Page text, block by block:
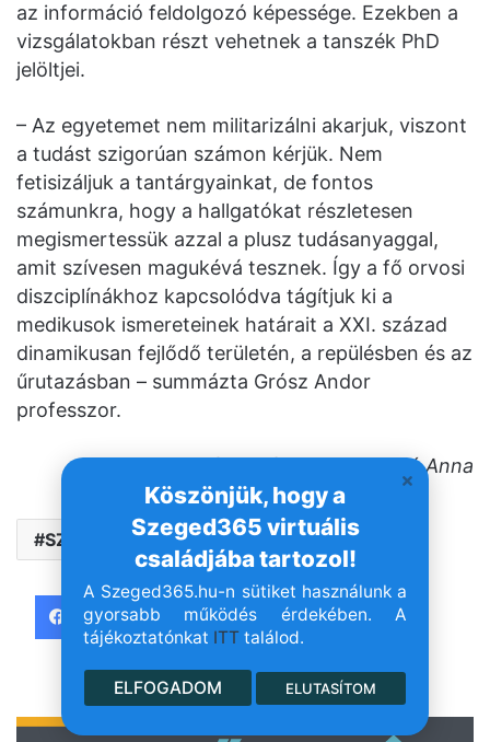
Köszönjük, hogy a
Szeged365 virtuális
családjába tartozol!
A Szeged365.hu-n sütiket használunk a
gyorsabb működés érdekében. A
tájékoztatónkat ITT találod.
ELFOGADOM ELUTASÍTOM
az információ feldolgozó képessége. Ezekben a
vizsgálatokban részt vehetnek a tanszék PhD
jelöltjei.
– Az egyetemet nem militarizálni akarjuk, viszont
a tudást szigorúan számon kérjük. Nem
fetisizáljuk a tantárgyainkat, de fontos
számunkra, hogy a hallgatókat részletesen
megismertessük azzal a plusz tudásanyaggal,
amit szívesen magukévá tesznek. Így a fő orvosi
diszciplínákhoz kapcsolódva tágítjuk ki a
medikusok ismereteinek határait a XXI. század
dinamikusan fejlődő területén, a repülésben és az
űrutazásban – summázta Grósz Andor
professzor.
Forrás/Fotó: SZTE – Bobkó Anna
SZTE űr
Facebook Twitter Messenger
- Hirdetés -